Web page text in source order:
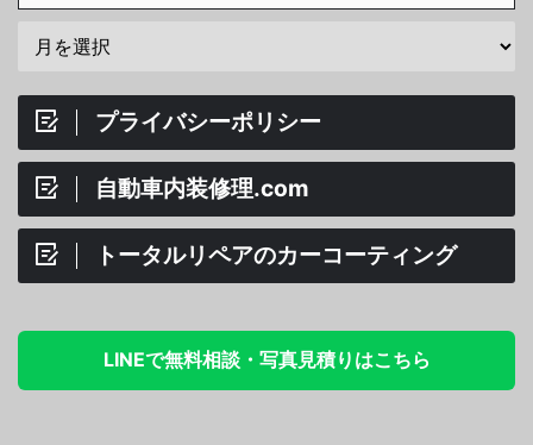
プライバシーポリシー
自動車内装修理.com
トータルリペアのカーコーティング
LINEで無料相談・写真見積りはこちら